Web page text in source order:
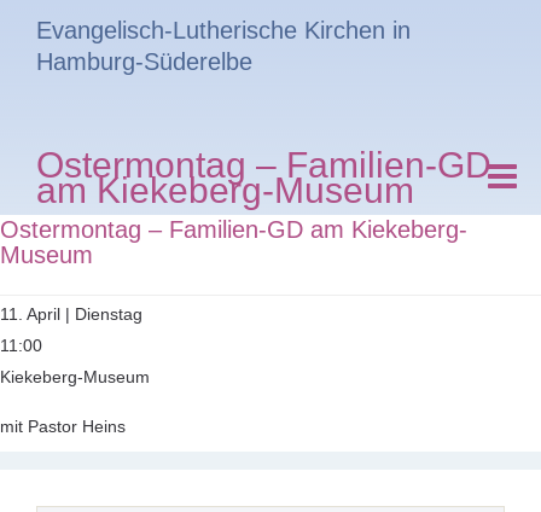
Evangelisch-Lutherische Kirchen in
Hamburg-Süderelbe
Ostermontag – Familien-GD
am Kiekeberg-Museum
Ostermontag – Familien-GD am Kiekeberg-
Museum
11. April | Dienstag
11:00
Kiekeberg-Museum
mit Pastor Heins